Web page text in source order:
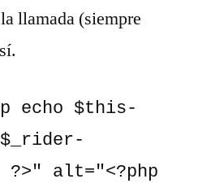
llamada (siempre
echo $this-
alt="<?php